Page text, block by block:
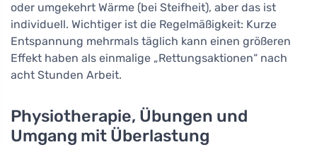
oder umgekehrt Wärme (bei Steifheit), aber das ist
individuell. Wichtiger ist die Regelmäßigkeit: Kurze
Entspannung mehrmals täglich kann einen größeren
Effekt haben als einmalige „Rettungsaktionen“ nach
acht Stunden Arbeit.
Physiotherapie, Übungen und
Umgang mit Überlastung